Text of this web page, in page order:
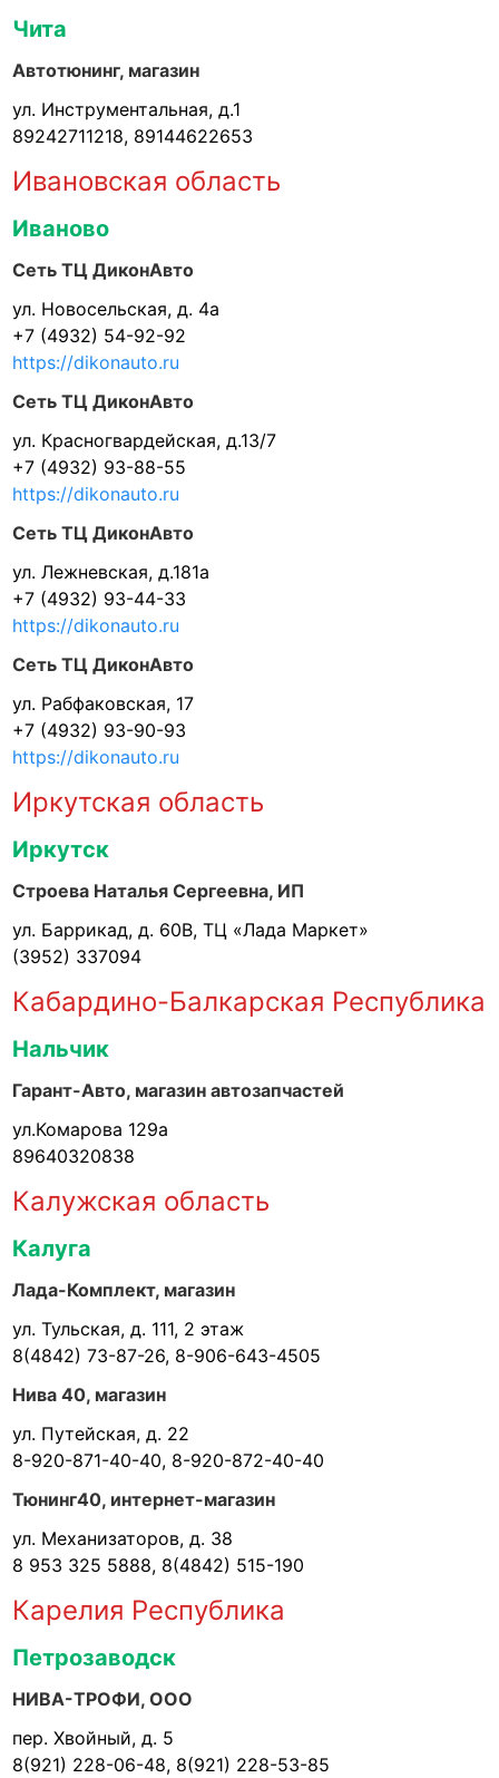
Чита
Автотюнинг, магазин
ул. Инструментальная, д.1
89242711218, 89144622653
Ивановская область
Иваново
Сеть ТЦ ДиконАвто
ул. Новосельская, д. 4а
+7 (4932) 54-92-92
https://dikonauto.ru
Сеть ТЦ ДиконАвто
ул. Красногвардейская, д.13/7
+7 (4932) 93-88-55
https://dikonauto.ru
Сеть ТЦ ДиконАвто
ул. Лежневская, д.181а
+7 (4932) 93-44-33
https://dikonauto.ru
Сеть ТЦ ДиконАвто
ул. Рабфаковская, 17
+7 (4932) 93-90-93
https://dikonauto.ru
Иркутская область
Иркутск
Строева Наталья Сергеевна, ИП
ул. Баррикад, д. 60В, ТЦ «Лада Маркет»
(3952) 337094
Кабардино-Балкарская Республика
Нальчик
Гарант-Авто, магазин автозапчастей
ул.Комарова 129а
89640320838
Калужская область
Калуга
Лада-Комплект, магазин
ул. Тульская, д. 111, 2 этаж
8(4842) 73-87-26, 8-906-643-4505
Нива 40, магазин
ул. Путейская, д. 22
8-920-871-40-40, 8-920-872-40-40
Тюнинг40, интернет-магазин
ул. Механизаторов, д. 38
8 953 325 5888, 8(4842) 515-190
Карелия Республика
Петрозаводск
НИВА-ТРОФИ, ООО
пер. Хвойный, д. 5
8(921) 228-06-48, 8(921) 228-53-85